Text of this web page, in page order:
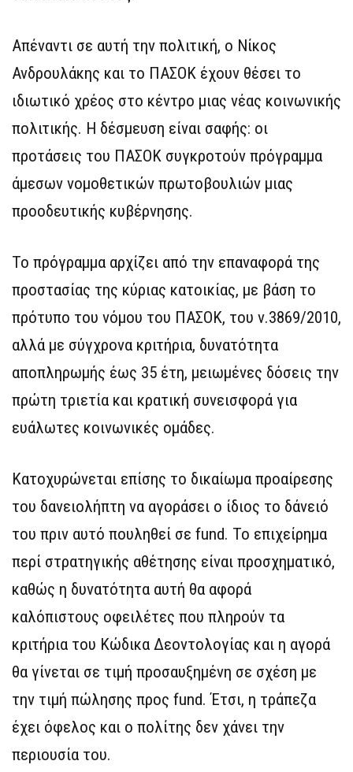
Απέναντι σε αυτή την πολιτική, ο Νίκος
Ανδρουλάκης και το ΠΑΣΟΚ έχουν θέσει το
ιδιωτικό χρέος στο κέντρο μιας νέας κοινωνικής
πολιτικής. Η δέσμευση είναι σαφής: οι
προτάσεις του ΠΑΣΟΚ συγκροτούν πρόγραμμα
άμεσων νομοθετικών πρωτοβουλιών μιας
προοδευτικής κυβέρνησης.
Το πρόγραμμα αρχίζει από την επαναφορά της
προστασίας της κύριας κατοικίας, με βάση το
πρότυπο του νόμου του ΠΑΣΟΚ, του ν.3869/2010,
αλλά με σύγχρονα κριτήρια, δυνατότητα
αποπληρωμής έως 35 έτη, μειωμένες δόσεις την
πρώτη τριετία και κρατική συνεισφορά για
ευάλωτες κοινωνικές ομάδες.
Κατοχυρώνεται επίσης το δικαίωμα προαίρεσης
του δανειολήπτη να αγοράσει ο ίδιος το δάνειό
του πριν αυτό πουληθεί σε fund. Το επιχείρημα
περί στρατηγικής αθέτησης είναι προσχηματικό,
καθώς η δυνατότητα αυτή θα αφορά
καλόπιστους οφειλέτες που πληρούν τα
κριτήρια του Κώδικα Δεοντολογίας και η αγορά
θα γίνεται σε τιμή προσαυξημένη σε σχέση με
την τιμή πώλησης προς fund. Έτσι, η τράπεζα
έχει όφελος και ο πολίτης δεν χάνει την
περιουσία του.